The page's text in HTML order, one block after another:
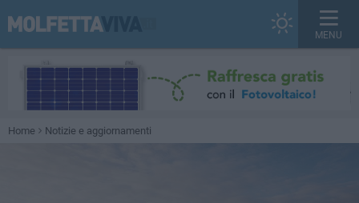
MENU
Home Notizie e aggiornamenti